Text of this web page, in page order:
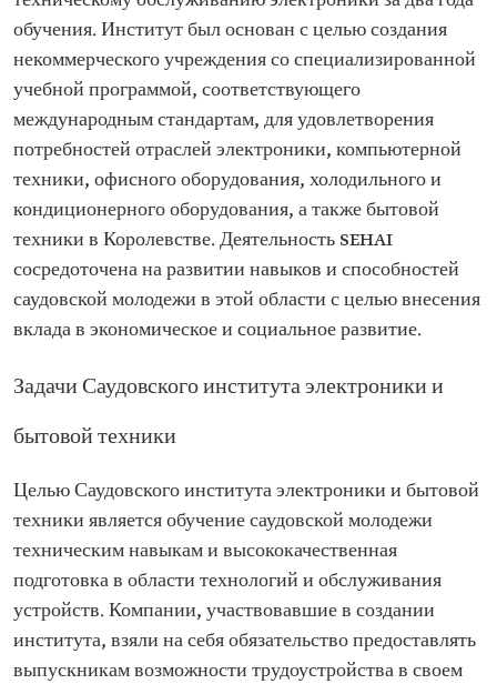
обучения. Институт был основан с целью создания
некоммерческого учреждения со специализированной
учебной программой, соответствующего
международным стандартам, для удовлетворения
потребностей отраслей электроники, компьютерной
техники, офисного оборудования, холодильного и
кондиционерного оборудования, а также бытовой
техники в Королевстве. Деятельность SEHAI
сосредоточена на развитии навыков и способностей
саудовской молодежи в этой области с целью внесения
вклада в экономическое и социальное развитие.
Задачи Саудовского института электроники и
бытовой техники
Целью Саудовского института электроники и бытовой
техники является обучение саудовской молодежи
техническим навыкам и высококачественная
подготовка в области технологий и обслуживания
устройств. Компании, участвовавшие в создании
института, взяли на себя обязательство предоставлять
выпускникам возможности трудоустройства в своем